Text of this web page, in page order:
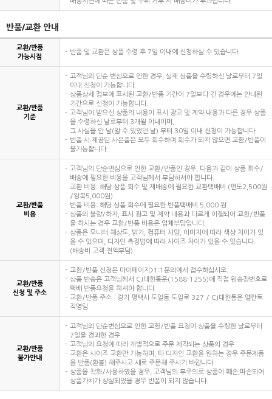
반품/교환 안내
교환/반품
가능시점
반품 및 교환은 상품 수령 후 7일 이내에 신청하실 수 있습니다.
교환/반품
기준
고객님의 단순 변심으로 인한 경우, 실제 상품을 수령하신 날로부터 7일
이내 신청이 가능합니다.
상품상세 정보에 표시된 교환/반품 기간이 7일보다 긴 경우에는 안내된
기간으로 신청이 가능합니다.
고객님이 받으신 상품의 내용이 표시 광고 및 계약 내용과 다른 경우 상품
을 수령하신 날로부터 3개월 이내이며,
그 사실을 안 날(알 수 있었던 날) 부터 30일 이내 신청이 가능합니다.
반품 시 제공된 사은품은 모두 회수하며 회수가 되지 않으면 교환/반품이
불가능합니다.
교환/반품
비용
고객님의 단순변심으로 인한 교환/반품인 경우, 다음과 같이 상품 회수/
배송에 필요한 비용을 고객님께서 부담하셔야 합니다.
교환 비용: 해당 상품 회수 및 재배송에 필요한 교환택배비 (편도2,500원
/왕복5,000원)
반품 비용: 해당 상품 회수에 필요한 반품택배비 5,000 원
상품의 불량/하자, 표시 광고 및 계약 내용과 다르게 이행되어 교환/반품
을 하시는 경우 교환/반품 비용은 업체부담입니다.
상품은 모니터 해상도, 밝기, 컴퓨터 사양, 이미지에 따라 색상 차이가 있
을 수 있으며, 디자인 측정법에 따라 사이즈 차이가 있을 수 있습니다.
(배송비 고객 전액부담)
교환/반품
신청 및 주소
교환/반품 신청은 마이페이지>1:1문의에서 접수하십시오.
상품 반송은 고객님께서 CJ대한통운(1588-1255)에 직접 원송장번호로
택배 반품요청을 하셔야 합니다.
교환/반품 주소 : 경기 평택시 도일동 도일로 327 / CJ대한통운 엘칸토
직영팀
교환/반품
불가안내
고객님의 단순변심으로 인한 교환/반품 요청이 상품을 수령한 날로부터
7일을 경과한 경우
고객님의 요청에 따라 개별적으로 주문 제작되는 상품의 경우
교환은 사이즈 교환만 가능하며, 타 디자인 교환을 원하는 경우 주문제품
을 반품(환불) 해주시고 새로 주문해 주시기 바랍니다
상품을 착화/사용하였을 경우, 고객님의 부주의로 상품이 훼손,파손되어
상품가치가 상실되었을 경우 반품이 되지 않습니다.